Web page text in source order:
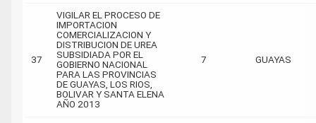
37
VIGILAR EL PROCESO DE
IMPORTACION
COMERCIALIZACION Y
DISTRIBUCION DE UREA
SUBSIDIADA POR EL
GOBIERNO NACIONAL
PARA LAS PROVINCIAS
DE GUAYAS, LOS RIOS,
BOLIVAR Y SANTA ELENA
AÑO 2013
7 GUAYAS